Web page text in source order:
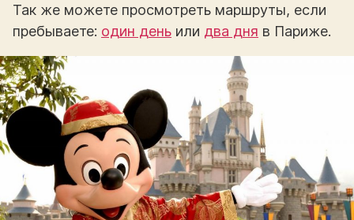
Так же можете просмотреть маршруты, если
пребываете: один день или два дня в Париже.